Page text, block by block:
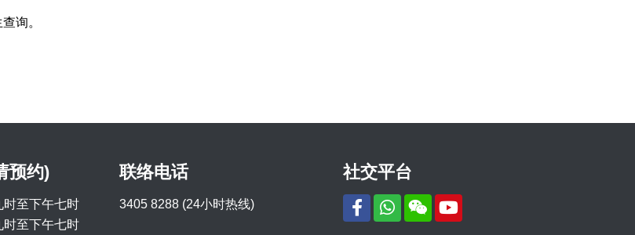
询。
预约)
时至下午七时
时至下午七时
联络电话
3405 8288 (24小时热线)
社交平台